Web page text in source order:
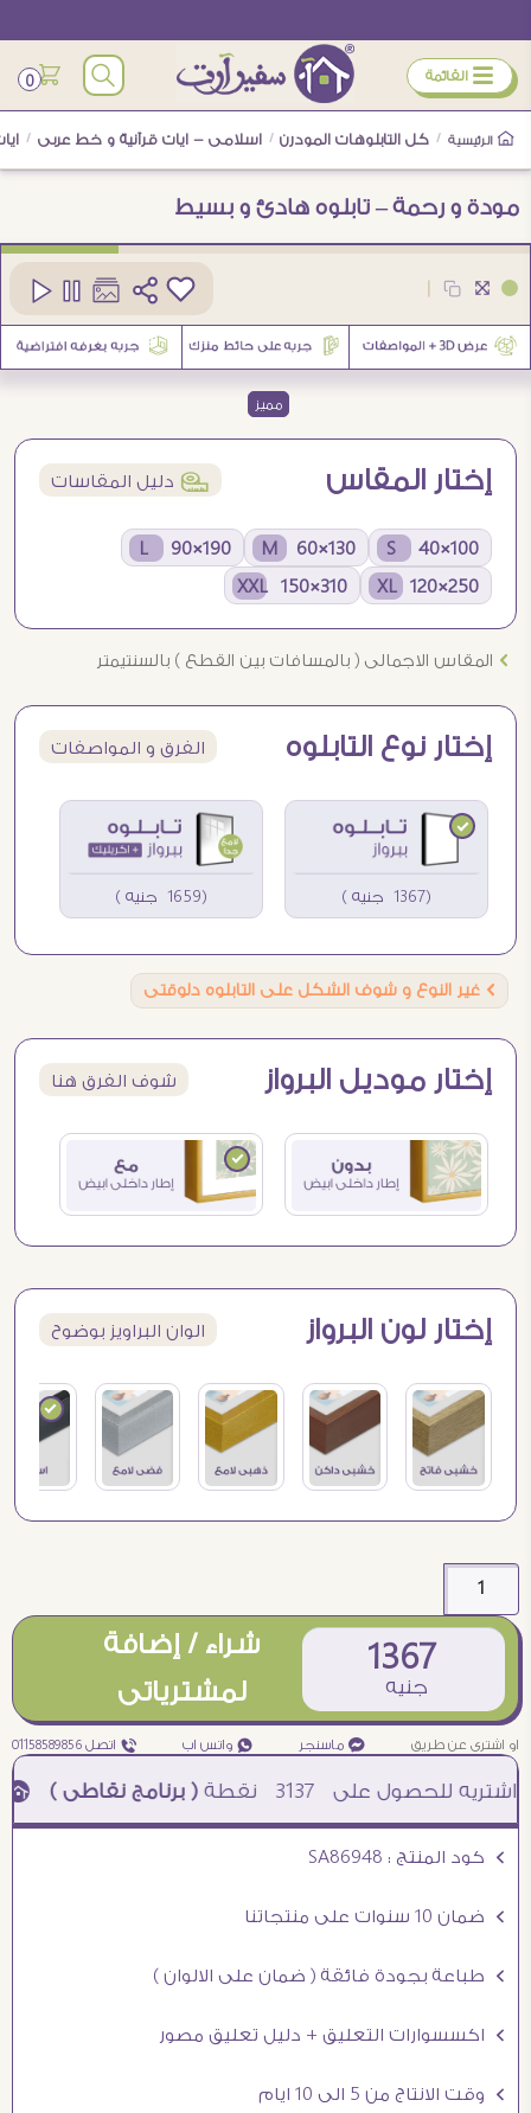
ÿ القائمة 0
الرئيسية / كل التابلوهات المودرن / اسلامى - ايات قرآنية و خط عربى /
مودة و رحمة – تابلوه هادئ و بسيط
مميز
إختار المقاس í دليل المقاسات
100×40 S
130×60 M
190×90 L
250×120 XL
310×150 XXL
Ö المقاس الاجمالى ( بالمسافات بين القطع ) بالسنتيمتر
إختار نوع التابلوه الفرق و المواصفات
(1367 جنيه ) (1659 جنيه )
Ö غير النوع و شوف الشكل على التابلوه دلوقتى
إختار موديل البرواز شوف الفرق هنا
إختار لون البرواز الوان البراويز بوضوح
1367
جنيه
شراء / إضافة
لمشترياتى
او اشترى عن طريق ¥ ماسنجر ₧ واتس اب ƒ اتصل 01158589856
3137 نقطة( برنامج نقاطى )à خصم 5% للعملاء الجدد à شحن مجانى عند الشراء ب 4000 جنيه à
Ö كود المنتج : SA86948
Ö ضمان 10 سنوات على منتجاتنا
Ö طباعة بجودة فائقة ( ضمان على الالوان )
Ö اكسسوارات التعليق + دليل تعليق مصور
Ö وقت الانتاج من 5 الى 10 ايام